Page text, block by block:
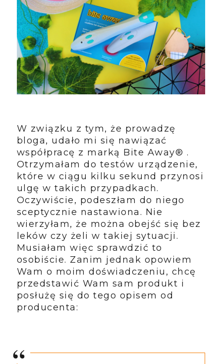
W związku z tym, że prowadzę
bloga, udało mi się nawiązać
współpracę z marką Bite Away® .
Otrzymałam do testów urządzenie,
które w ciągu kilku sekund przynosi
ulgę w takich przypadkach.
Oczywiście, podeszłam do niego
sceptycznie nastawiona. Nie
wierzyłam, że można obejść się bez
leków czy żeli w takiej sytuacji.
Musiałam więc sprawdzić to
osobiście. Zanim jednak opowiem
Wam o moim doświadczeniu, chcę
przedstawić Wam sam produkt i
posłużę się do tego opisem od
producenta: